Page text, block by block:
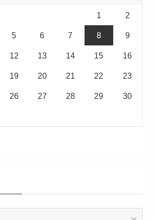
1 2
5 6 7 8 9
12 13 14 15 16
19 20 21 22 23
26 27 28 29 30